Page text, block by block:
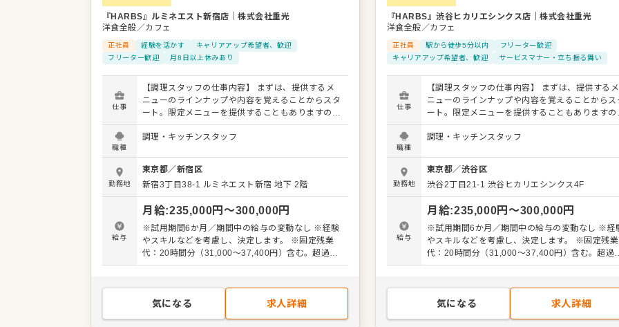
『HARBS』ルミネエスト新宿店 ｜株式会社重光
洋食全般／カフェ
正社員 経験を活かす
キャリアアップ希望者、歓迎
フリーター歓迎
月8日以上休みあり
仕事
【調理スタッフの仕事内容】 まずは、提供するメ
ニューのラインナップや内容を覚えることからスタ
ート。限定メニューを提供することもありますの
で、日々の調理業務に加え、さまざまなスキルを活
かしたり、習得できたりもします。 メニューの提案
りよいお店づくりのためのオペレーション改善など
も大歓迎です。 【具体的には…】 ・仕込みから盛
り付けまでの調理全般 ・仕入れや在庫管理などキ
ッチンの管理業務 ・まかないづくり ・後輩スタッ
フやアルバイトスタッフの教育 ・洗浄や清掃など
衛生管理 ・料理長の補助 ・新メニュー提案 など 入
社後はスキルに合わせた業務からお任せしますの
で、徐々に仕事の幅を広げていきましょう。成長を
アップなどもめざせます。
職種
調理・キッチンスタッフ
勤務地
東京都／新宿区
新宿3丁目38-1 ルミネエスト新宿 地下 2階
給与
月給:235,000円〜300,000円
※試用期間6か月／期間中の給与の変動なし ※経験
やスキルなどを考慮し、決定します。 ※固定残業
代：20時間分（31,000～37,400円）含む。超過分
別途支給
気になる 求人詳細
『HARBS』渋谷ヒカリエシンクス店 ｜株式会社重光
洋食全般／カフェ
正社員 駅から徒歩5分以内
フリーター歓迎
キャリアアップ希望者、歓迎
サービスマナー・立ち振る舞い
仕事
【調理スタッフの仕事内容】 まずは、提供するメ
ニューのラインナップや内容を覚えることからス
ート。限定メニューを提供することもありますの
で、日々の調理業務に加え、さまざまなスキルを
かしたり、習得できたりもします。 メニューの提
りよいお店づくりのためのオペレーション改善な
も大歓迎です。 【具体的には…】 ・仕込みから盛
り付けまでの調理全般 ・仕入れや在庫管理などキ
ッチンの管理業務 ・まかないづくり ・後輩スタ
フやアルバイトスタッフの教育 ・洗浄や清掃など
衛生管理 ・料理長の補助 ・新メニュー提案 など 入
社後はスキルに合わせた業務からお任せしますの
で、徐々に仕事の幅を広げていきましょう。成長
アップなどもめざせます。
職種
調理・キッチンスタッフ
勤務地
東京都／渋谷区
渋谷2丁目21-1 渋谷ヒカリエシンクス4F
給与
月給:235,000円〜300,000円
※試用期間6か月／期間中の給与の変動なし ※経
やスキルなどを考慮し、決定します。 ※固定残業
代：20時間分（31,000～37,400円）含む。超過
別途支給
気になる 求人詳細